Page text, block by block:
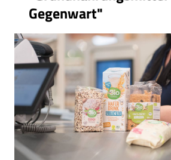
Gegenwart"